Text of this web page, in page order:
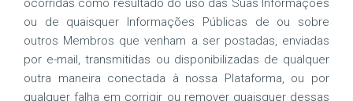
ocorridas como resultado do uso das Suas Informações
ou de quaisquer Informações Públicas de ou sobre
outros Membros que venham a ser postadas, enviadas
por e-mail, transmitidas ou disponibilizadas de qualquer
outra maneira conectada à nossa Plataforma, ou por
qualquer falha em corrigir ou remover quaisquer dessas